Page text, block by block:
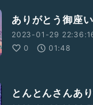
ありがとう御座
2023-01-29
0
01:48
とんとんさんあ